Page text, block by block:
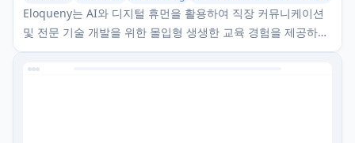
Eloqueny는 AI와 디지털 휴먼을 활용하여 직장 커뮤니케이션
및 전문 기술 개발을 위한 몰입형 생생한 교육 경험을 제공하는
혁신적인 기업 교육 플랫폼입니다.